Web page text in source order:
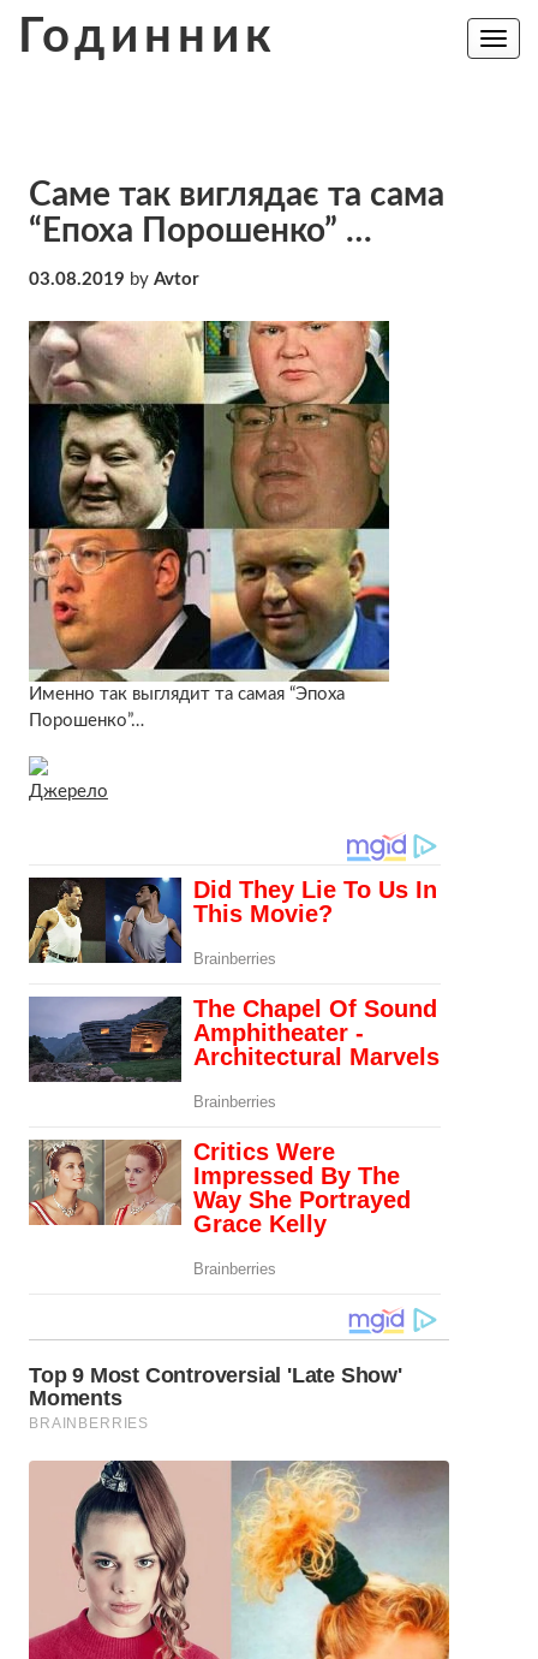
Годинник
Toggle
Саме так виглядає та сама
“Епоха Порошенко” …
03.08.2019 by Avtor
Именно так выглядит та самая “Эпоха
Порошенко”…
Джерело